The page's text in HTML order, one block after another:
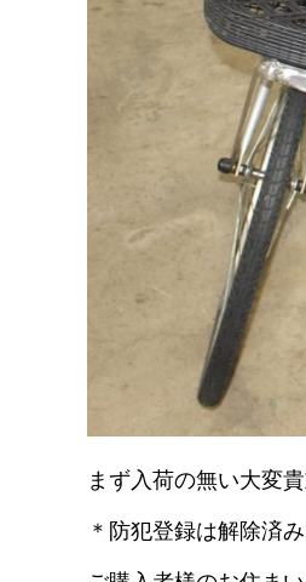
まず入荷の無い大変
＊防犯登録は解除済